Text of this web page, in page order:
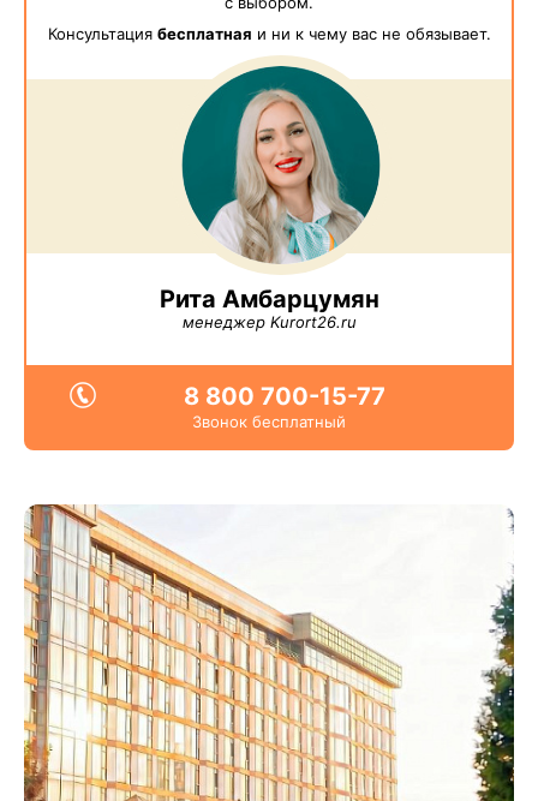
Консультация бесплатная и ни к чему вас не обязывает.
Рита Амбарцумян
менеджер Kurort26.ru
8 800 700-15-77
Звонок бесплатный